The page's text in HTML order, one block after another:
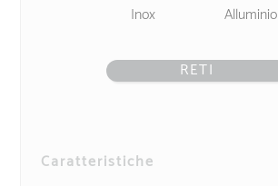
Inox Alluminio
RETI
Caratteristiche